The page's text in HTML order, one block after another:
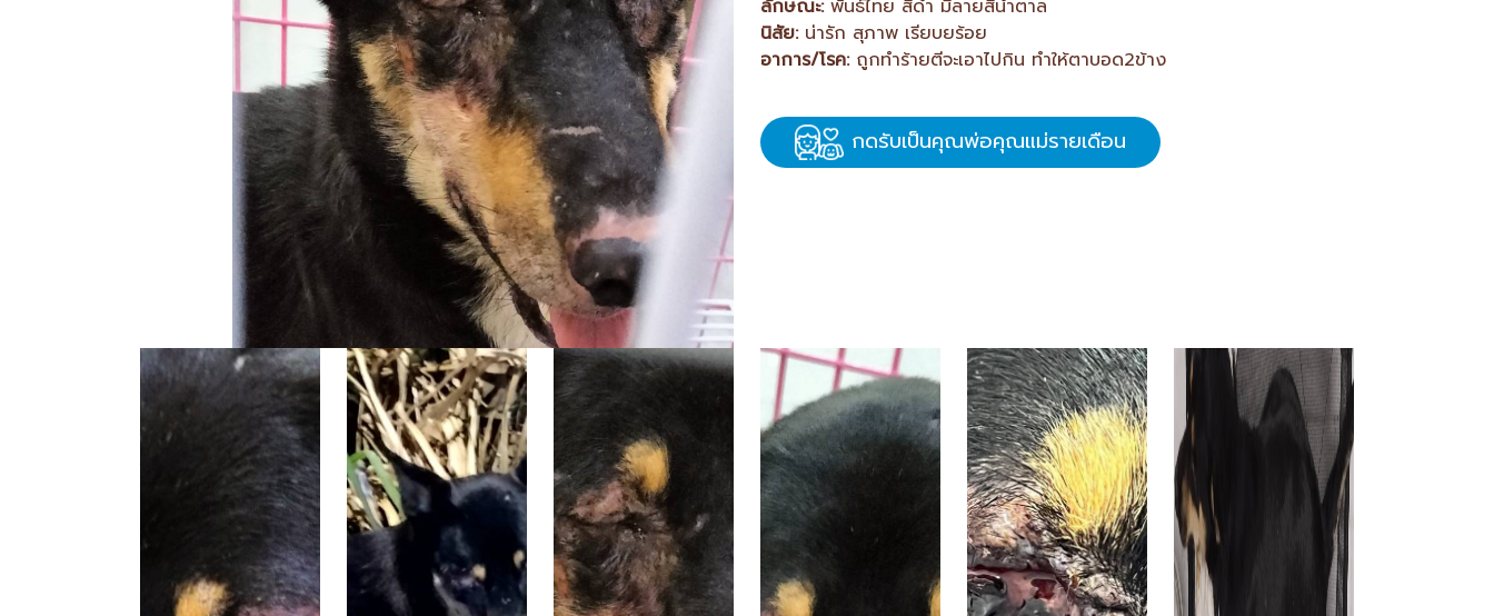
ลักษณะ: พันธ์ไทย สีดำ มีลายสีน้ำตาล
นิสัย: น่ารัก สุภาพ เรียบยร้อย
อาการ/โรค: ถูกทำร้ายตีจะเอาไปกิน ทำให้ตาบอด2ข้าง
กดรับเป็นคุณพ่อคุณแม่รายเดือน